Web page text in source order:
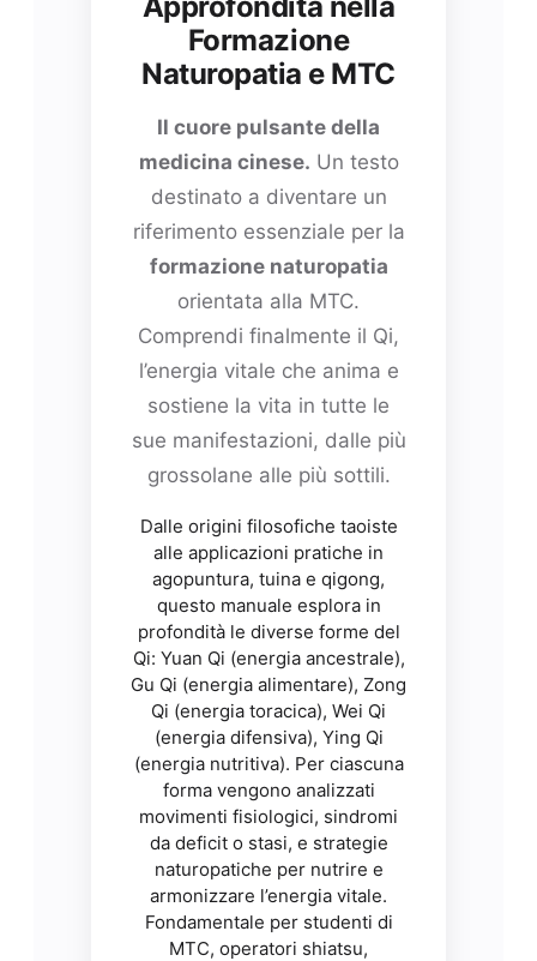
Formazione
Naturopatia e MTC
Il cuore pulsante della
medicina cinese. Un testo
destinato a diventare un
riferimento essenziale per la
formazione naturopatia
orientata alla MTC.
Comprendi finalmente il Qi,
l’energia vitale che anima e
sostiene la vita in tutte le
sue manifestazioni, dalle più
grossolane alle più sottili.
Dalle origini filosofiche taoiste
alle applicazioni pratiche in
agopuntura, tuina e qigong,
questo manuale esplora in
profondità le diverse forme del
Qi: Yuan Qi (energia ancestrale),
Gu Qi (energia alimentare), Zong
Qi (energia toracica), Wei Qi
(energia difensiva), Ying Qi
(energia nutritiva). Per ciascuna
forma vengono analizzati
movimenti fisiologici, sindromi
da deficit o stasi, e strategie
naturopatiche per nutrire e
armonizzare l’energia vitale.
Fondamentale per studenti di
MTC, operatori shiatsu,